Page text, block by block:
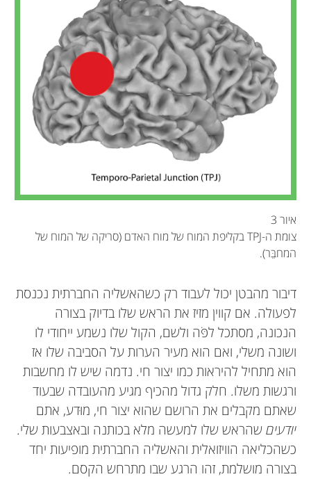
איור 3
צומת ה-TPJ בקליפת המוח של מוח האדם (סריקה של המוח של
המחבֵּר).
דיבור מהבטן יכול לעבוד רק כשהאשליה החברתית נכנסת
לפעולה. אם קווין מזיז את הראש שלו בדיוק בצורה
הנכונה, מסתכל לפֹּה ולשם, הקול שלו נשמע ייחודי לו
ושונה משלי, ואם הוא מעיר הערות על הסביבה שלו אז
הוא מתחיל להיראות כמו יצור חי. נדמה שיש לו מחשבות
ורגשות משלו. חלק גדול מהכיף מגיע מהעובדה שבעוד
שאתם מקבלים את הרושם שהוא יצור חי, מוּדע, אתם
יודעיםשהראש שלו למעשה מלא בכותנה ובאצבעות שלי.
כשהכליאה הוויזואלית והאשליה החברתית מופיעות יחד
בצורה מושלמת, זהו הרגע שבו מתרחש הקסם.